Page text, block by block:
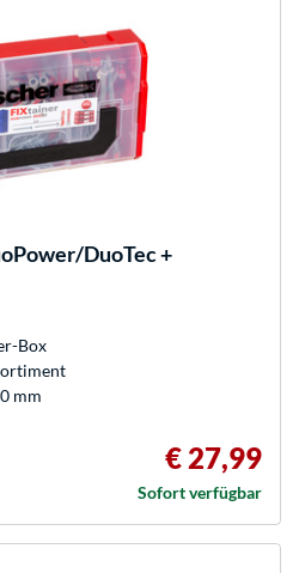
DuoTec +
Box
mm
€ 27,99
Sofort verfügbar